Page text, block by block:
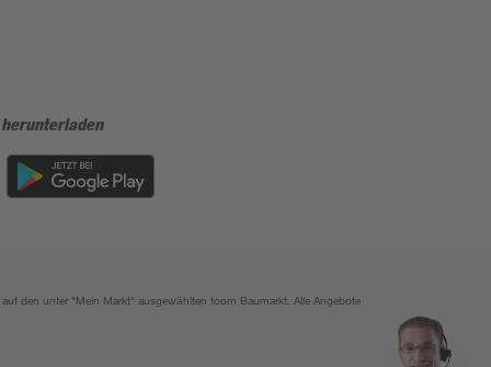
den unter "Mein Markt" ausgewählten toom Baumarkt. Alle Angebote